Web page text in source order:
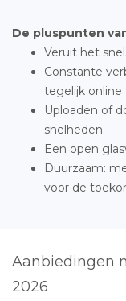
De pluspunten
Veruit het
Constante
tegelijk online
Uploaden of
snelheden.
Een open
Duurzaam:
voor de
Aanbiedingen
2026